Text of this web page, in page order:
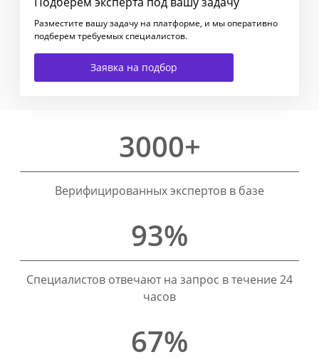
Разместите вашу задачу на платформе, и мы оперативно
подберем требуемых специалистов.
Заявка на подбор
3000+
Верифицированных экспертов в базе
93%
Специалистов отвечают на запрос в течение 24
часов
67%